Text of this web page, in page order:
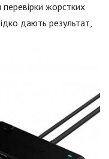
жорстких
дають результат,